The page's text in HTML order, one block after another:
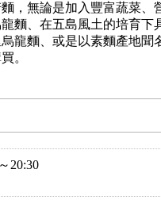
，無論是加入豐富蔬菜、
麵、在五島風土的培育下
龍麵、或是以素麵產地聞
。
20:30